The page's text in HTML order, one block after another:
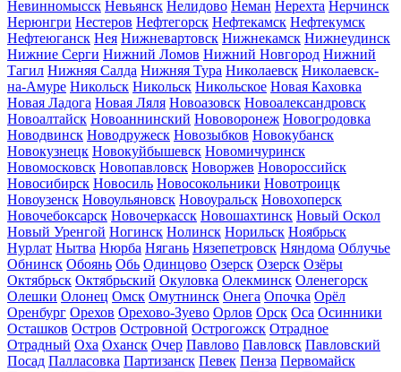
Невинномысск Невьянск Нелидово Неман Нерехта Нерчинск
Нерюнгри Нестеров Нефтегорск Нефтекамск Нефтекумск
Нефтеюганск Нея Нижневартовск Нижнекамск Нижнеудинск
Нижние Серги Нижний Ломов Нижний Новгород Нижний
Тагил Нижняя Салда Нижняя Тура Николаевск Николаевск-
на-Амуре Никольск Никольск Никольское Новая Каховка
Новая Ладога Новая Ляля Новоазовск Новоалександровск
Новоалтайск Новоаннинский Нововоронеж Новогродовка
Новодвинск Новодружеск Новозыбков Новокубанск
Новокузнецк Новокуйбышевск Новомичуринск
Новомосковск Новопавловск Новоржев Новороссийск
Новосибирск Новосиль Новосокольники Новотроицк
Новоузенск Новоульяновск Новоуральск Новохоперск
Новочебоксарск Новочеркасск Новошахтинск Новый Оскол
Новый Уренгой Ногинск Нолинск Норильск Ноябрьск
Нурлат Нытва Нюрба Нягань Нязепетровск Няндома Облучье
Обнинск Обоянь Обь Одинцово Озерск Озерск Озёры
Октябрьск Октябрьский Окуловка Олекминск Оленегорск
Олешки Олонец Омск Омутнинск Онега Опочка Орёл
Оренбург Орехов Орехово-Зуево Орлов Орск Оса Осинники
Осташков Остров Островной Острогожск Отрадное
Отрадный Оха Оханск Очер Павлово Павловск Павловский
Посад Палласовка Партизанск Певек Пенза Первомайск